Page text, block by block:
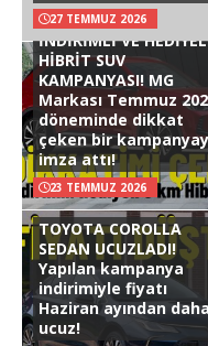
27 TEMMUZ 2026
İNDİRİMLİ VE
HİBRİT SUV
KAMPANYASI! MG
Markası Temmuz
döneminde dikkat
çeken bir
imza attı!
23 TEMMUZ 2026
TOYOTA COROLLA
SEDAN UCUZLADI!
Yapılan kampanya
indirimiyle fiyatı
Haziran ayından
ucuz!